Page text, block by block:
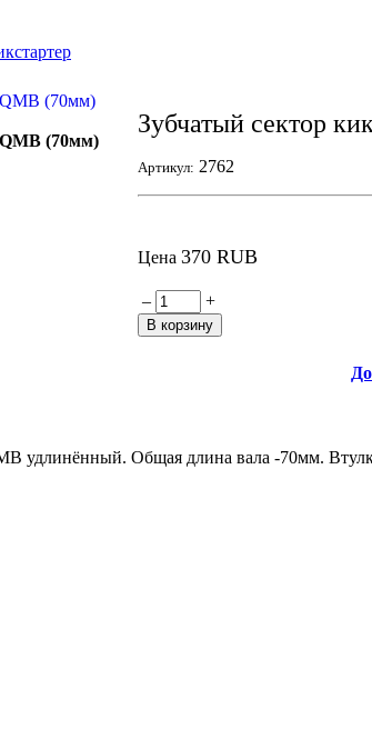
(70мм)
Зубчатый сектор
Артикул: 2762
Цена 370 RUB
– +
удлинённый. Общая длина вала -70мм.